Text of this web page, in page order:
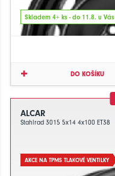
Skladem 4+ ks - do 11.8. u Vás
DO KOŠÍKU
ALCAR
Stahlrad 3015 5x14 4x100 ET38
AKCE NA TPMS TLAKOVÉ VENTILKY